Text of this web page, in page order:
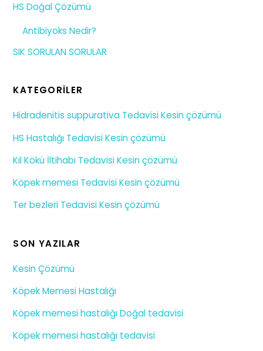
HS Doğal Çözümü
Antibiyoks Nedir?
SIK SORULAN SORULAR
KATEGORILER
Hidradenitis suppurativa Tedavisi Kesin çözümü
HS Hastalığı Tedavisi Kesin çözümü
Kıl Kökü İltihabı Tedavisi Kesin çözümü
Köpek memesi Tedavisi Kesin çözümü
Ter bezleri Tedavisi Kesin çözümü
SON YAZILAR
Kesin Çözümü
Köpek Memesi Hastalığı
Köpek memesi hastalığı Doğal tedavisi
Köpek memesi hastalığı tedavisi